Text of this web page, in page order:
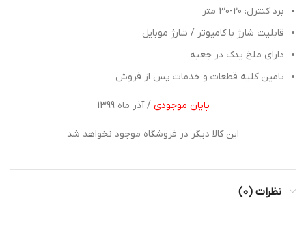
برد کنترل: 20-30 متر
قابلیت شارژ با کامپوتر / شارژ موبایل
دارای ملخ یدک در جعبه
تامین کلیه قطعات و خدمات پس از فروش
پایان موجودی / آذر ماه 1399
این کالا دیگر در فروشگاه موجود نخواهد شد
نظرات (0)